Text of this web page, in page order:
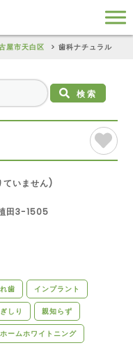
屋市天白区 歯科ナチュラル
検索
いません)
田3-1505
歯 インプラント
しり 親知らず
ホームホワイトニング